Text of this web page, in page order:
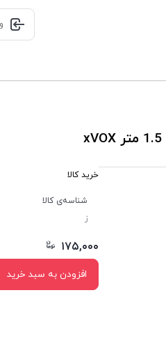
خرید کالا
شناسه‌ی کالا
ز
۱۷۵,۰۰۰
افزودن به سبد خرید